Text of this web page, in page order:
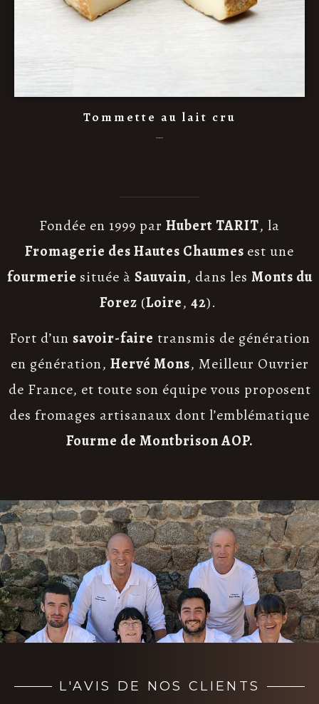
Tommette au lait cru
Fondée en 1999 par Hubert TARIT, la
Fromagerie des Hautes Chaumes est une
fourmerie située à Sauvain, dans les Monts du
Forez (Loire, 42).
Fort d’un savoir-faire transmis de génération
en génération, Hervé Mons, Meilleur Ouvrier
de France, et toute son équipe vous proposent
des fromages artisanaux dont l’emblématique
Fourme de Montbrison AOP.
L'AVIS DE NOS CLIENTS